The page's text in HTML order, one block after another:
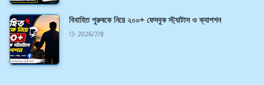
বিবাহিত পুরুষকে নিয়ে ২০০+ ফেসবুক স্ট্যাটাস ও ক্যাপশন
2026/7/8